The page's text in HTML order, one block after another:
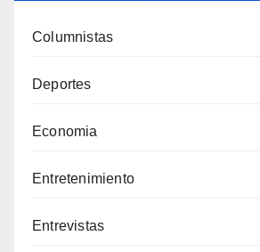
Columnistas
Deportes
Economia
Entretenimiento
Entrevistas